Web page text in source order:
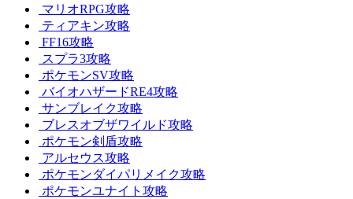
マリオRPG攻略
ティアキン攻略
FF16攻略
スプラ3攻略
ポケモンSV攻略
バイオハザードRE4攻略
サンブレイク攻略
ブレスオブザワイルド攻略
ポケモン剣盾攻略
アルセウス攻略
ポケモンダイパリメイク攻略
ポケモンユナイト攻略